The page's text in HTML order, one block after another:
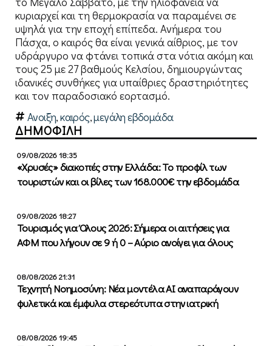
κυριαρχεί και τη θερμοκρασία να παραμένει σε
υψηλά για την εποχή επίπεδα. Ανήμερα του
Πάσχα, ο καιρός θα είναι γενικά αίθριος, με τον
υδράργυρο να φτάνει τοπικά στα νότια ακόμη και
τους 25 με 27 βαθμούς Κελσίου, δημιουργώντας
ιδανικές συνθήκες για υπαίθριες δραστηριότητες
και τον παραδοσιακό εορτασμό.
Ανοιξη,καιρός,μεγάλη εβδομάδα
ΔΗΜΟΦΙΛΗ
09/08/2026 18:35
«Χρυσές» διακοπές στην Ελλάδα: Το προφίλ των
τουριστών και οι βίλες των 168.000€ την εβδομάδα
09/08/2026 18:27
Τουρισμός για Όλους 2026: Σήμερα οι αιτήσεις για
ΑΦΜ που λήγουν σε 9 ή 0 – Αύριο ανοίγει για όλους
08/08/2026 21:31
Τεχνητή Νοημοσύνη: Νέα μοντέλα ΑΙ αναπαράγουν
φυλετικά και έμφυλα στερεότυπα στην ιατρική
08/08/2026 19:45